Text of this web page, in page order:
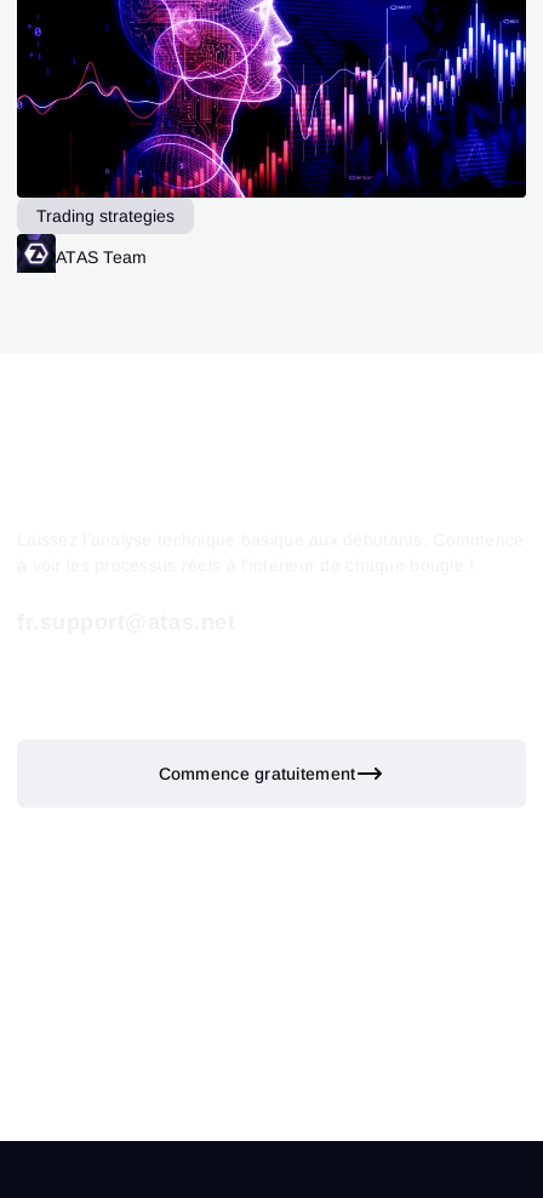
Trading strategies
ATAS Team
Commence gratuitement